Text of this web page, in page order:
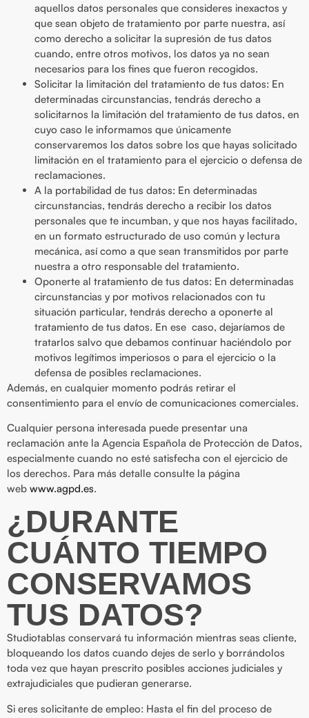
aquellos datos personales que consideres inexactos y
que sean objeto de tratamiento por parte nuestra, así
como derecho a solicitar la supresión de tus datos
cuando, entre otros motivos, los datos ya no sean
necesarios para los fines que fueron recogidos.
Solicitar la limitación del tratamiento de tus datos: En
determinadas circunstancias, tendrás derecho a
solicitarnos la limitación del tratamiento de tus datos, en
cuyo caso le informamos que únicamente
conservaremos los datos sobre los que hayas solicitado
limitación en el tratamiento para el ejercicio o defensa de
reclamaciones.
A la portabilidad de tus datos: En determinadas
circunstancias, tendrás derecho a recibir los datos
personales que te incumban, y que nos hayas facilitado,
en un formato estructurado de uso común y lectura
mecánica, así como a que sean transmitidos por parte
nuestra a otro responsable del tratamiento.
Oponerte al tratamiento de tus datos: En determinadas
circunstancias y por motivos relacionados con tu
situación particular, tendrás derecho a oponerte al
tratamiento de tus datos. En ese caso, dejaríamos de
tratarlos salvo que debamos continuar haciéndolo por
motivos legítimos imperiosos o para el ejercicio o la
defensa de posibles reclamaciones.
Además, en cualquier momento podrás retirar el
consentimiento para el envío de comunicaciones comerciales.
Cualquier persona interesada puede presentar una
reclamación ante la Agencia Española de Protección de Datos,
especialmente cuando no esté satisfecha con el ejercicio de
los derechos. Para más detalle consulte la página
web www.agpd.es.
¿DURANTE
CUÁNTO TIEMPO
CONSERVAMOS
TUS DATOS?
Studiotablas conservará tu información mientras seas cliente,
bloqueando los datos cuando dejes de serlo y borrándolos
toda vez que hayan prescrito posibles acciones judiciales y
extrajudiciales que pudieran generarse.
Si eres solicitante de empleo: Hasta el fin del proceso de